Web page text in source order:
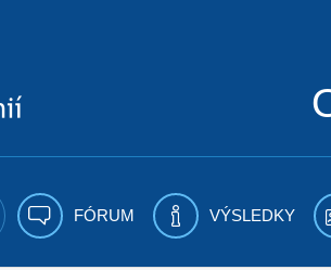
FÓRUM VÝSLEDKY